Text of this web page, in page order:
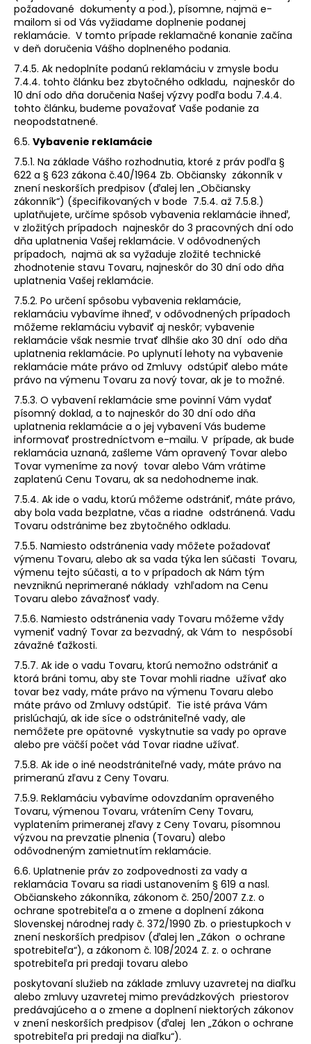
požadované dokumenty a pod.), písomne, najmä e-
mailom si od Vás vyžiadame doplnenie podanej
reklamácie. V tomto prípade reklamačné konanie začína
v deň doručenia Vášho doplneného podania.
7.4.5. Ak nedoplníte podanú reklamáciu v zmysle bodu
7.4.4. tohto článku bez zbytočného odkladu, najneskôr do
10 dní odo dňa doručenia Našej výzvy podľa bodu 7.4.4.
tohto článku, budeme považovať Vaše podanie za
neopodstatnené.
6.5. Vybavenie reklamácie
7.5.1. Na základe Vášho rozhodnutia, ktoré z práv podľa §
622 a § 623 zákona č.40/1964 Zb. Občiansky zákonník v
znení neskorších predpisov (ďalej len „Občiansky
zákonník“) (špecifikovaných v bode 7.5.4. až 7.5.8.)
uplatňujete, určíme spôsob vybavenia reklamácie ihneď,
v zložitých prípadoch najneskôr do 3 pracovných dní odo
dňa uplatnenia Vašej reklamácie. V odôvodnených
prípadoch, najmä ak sa vyžaduje zložité technické
zhodnotenie stavu Tovaru, najneskôr do 30 dní odo dňa
uplatnenia Vašej reklamácie.
7.5.2. Po určení spôsobu vybavenia reklamácie,
reklamáciu vybavíme ihneď, v odôvodnených prípadoch
môžeme reklamáciu vybaviť aj neskôr; vybavenie
reklamácie však nesmie trvať dlhšie ako 30 dní odo dňa
uplatnenia reklamácie. Po uplynutí lehoty na vybavenie
reklamácie máte právo od Zmluvy odstúpiť alebo máte
právo na výmenu Tovaru za nový tovar, ak je to možné.
7.5.3. O vybavení reklamácie sme povinní Vám vydať
písomný doklad, a to najneskôr do 30 dní odo dňa
uplatnenia reklamácie a o jej vybavení Vás budeme
informovať prostredníctvom e-mailu. V prípade, ak bude
reklamácia uznaná, zašleme Vám opravený Tovar alebo
Tovar vymeníme za nový tovar alebo Vám vrátime
zaplatenú Cenu Tovaru, ak sa nedohodneme inak.
7.5.4. Ak ide o vadu, ktorú môžeme odstrániť, máte právo,
aby bola vada bezplatne, včas a riadne odstránená. Vadu
Tovaru odstránime bez zbytočného odkladu.
7.5.5. Namiesto odstránenia vady môžete požadovať
výmenu Tovaru, alebo ak sa vada týka len súčasti Tovaru,
výmenu tejto súčasti, a to v prípadoch ak Nám tým
nevzniknú neprimerané náklady vzhľadom na Cenu
Tovaru alebo závažnosť vady.
7.5.6. Namiesto odstránenia vady Tovaru môžeme vždy
vymeniť vadný Tovar za bezvadný, ak Vám to nespôsobí
závažné ťažkosti.
7.5.7. Ak ide o vadu Tovaru, ktorú nemožno odstrániť a
ktorá bráni tomu, aby ste Tovar mohli riadne užívať ako
tovar bez vady, máte právo na výmenu Tovaru alebo
máte právo od Zmluvy odstúpiť. Tie isté práva Vám
prislúchajú, ak ide síce o odstrániteľné vady, ale
nemôžete pre opätovné vyskytnutie sa vady po oprave
alebo pre väčší počet vád Tovar riadne užívať.
7.5.8. Ak ide o iné neodstrániteľné vady, máte právo na
primeranú zľavu z Ceny Tovaru.
7.5.9. Reklamáciu vybavíme odovzdaním opraveného
Tovaru, výmenou Tovaru, vrátením Ceny Tovaru,
vyplatením primeranej zľavy z Ceny Tovaru, písomnou
výzvou na prevzatie plnenia (Tovaru) alebo
odôvodneným zamietnutím reklamácie.
6.6. Uplatnenie práv zo zodpovednosti za vady a
reklamácia Tovaru sa riadi ustanovením § 619 a nasl.
Občianskeho zákonníka, zákonom č. 250/2007 Z.z. o
ochrane spotrebiteľa a o zmene a doplnení zákona
Slovenskej národnej rady č. 372/1990 Zb. o priestupkoch v
znení neskorších predpisov (ďalej len „Zákon o ochrane
spotrebiteľa“), a zákonom č. 108/2024 Z. z. o ochrane
spotrebiteľa pri predaji tovaru alebo
poskytovaní služieb na základe zmluvy uzavretej na diaľku
alebo zmluvy uzavretej mimo prevádzkových priestorov
predávajúceho a o zmene a doplnení niektorých zákonov
v znení neskorších predpisov (ďalej len „Zákon o ochrane
spotrebiteľa pri predaji na diaľku“).